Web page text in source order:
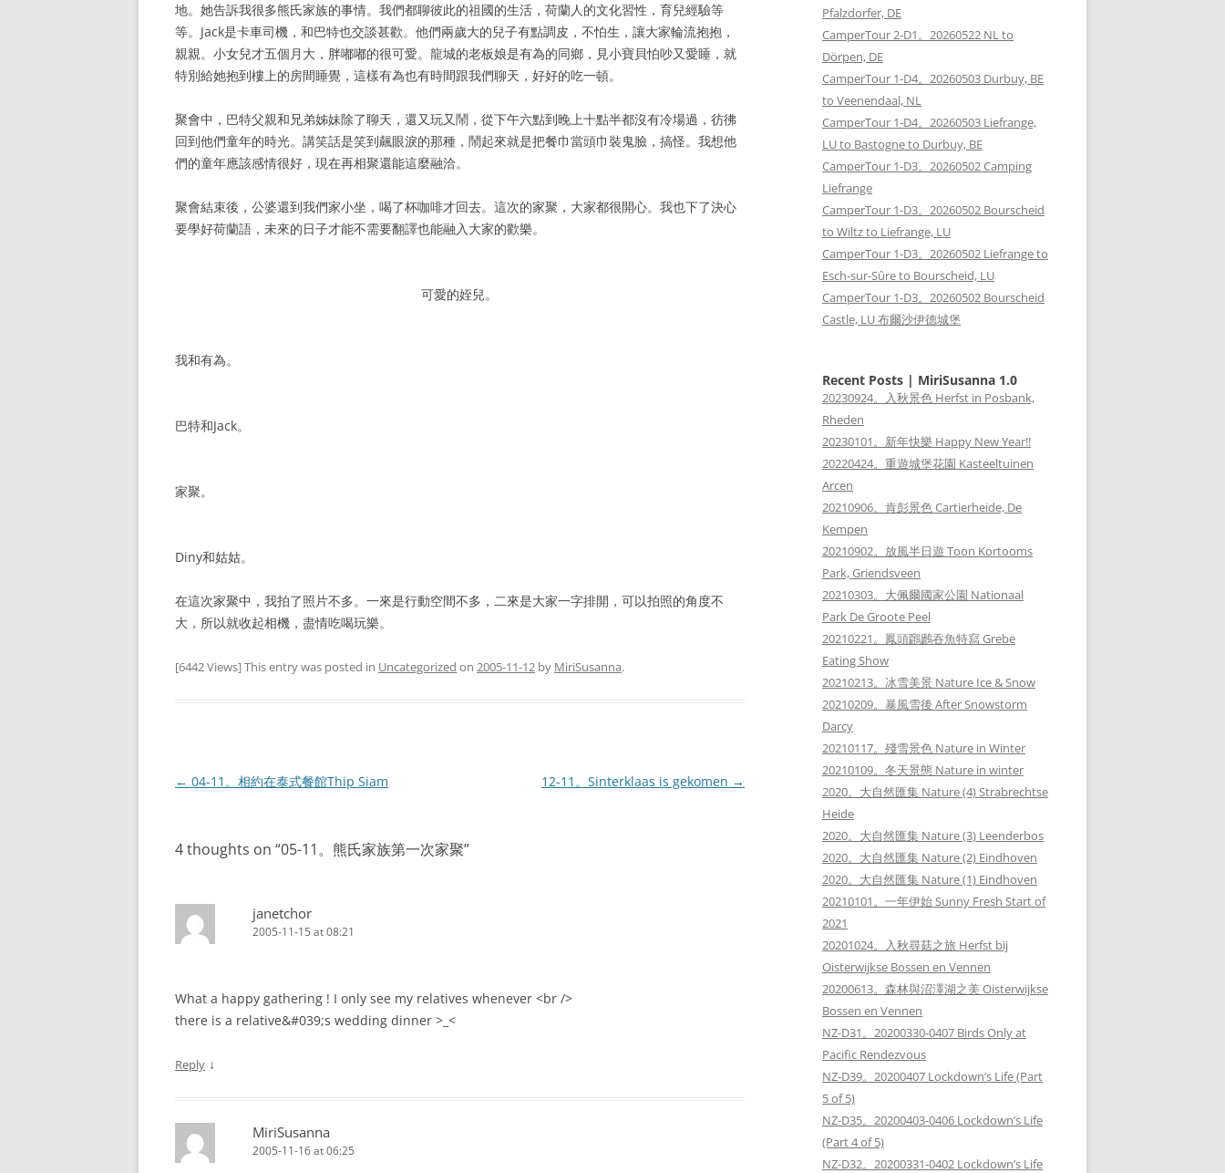
地。她告訴我很多熊氏家族的事情。我們都聊彼此的祖國的生活，荷蘭人的文化習性，育兒經驗等
等。Jack是卡車司機，和巴特也交談甚歡。他們兩歲大的兒子有點調皮，不怕生，讓大家輪流抱抱，
親親。小女兒才五個月大，胖嘟嘟的很可愛。龍城的老板娘是有為的同鄉，見小寶貝怕吵又愛睡，就
特別給她抱到樓上的房間睡覺，這樣有為也有時間跟我們聊天，好好的吃一頓。
聚會中，巴特父親和兄弟姊妹除了聊天，還又玩又鬧，從下午六點到晚上十點半都沒有冷場過，彷彿
回到他們童年的時光。講笑話是笑到飆眼淚的那種，鬧起來就是把餐巾當頭巾裝鬼臉，搞怪。我想他
們的童年應該感情很好，現在再相聚還能這麼融洽。
聚會結束後，公婆還到我們家小坐，喝了杯咖啡才回去。這次的家聚，大家都很開心。我也下了決心
要學好荷蘭語，未來的日子才能不需要翻譯也能融入大家的歡樂。
可愛的姪兒。
我和有為。
巴特和Jack。
家聚。
Diny和姑姑。
在這次家聚中，我拍了照片不多。一來是行動空間不多，二來是大家一字排開，可以拍照的角度不
大，所以就收起相機，盡情吃喝玩樂。
[6442 Views] This entry was posted in Uncategorized on 2005-11-12 by MiriSusanna.
Post
← 04-11。相約在泰式餐館Thip Siam 12-11。Sinterklaas is gekomen →
4 thoughts on “05-11。熊氏家族第一次家聚”
janetchor
2005-11-15 at 08:21
What a happy gathering ! I only see my relatives whenever <br />
there is a relative&#039;s wedding dinner >_<
Reply ↓
MiriSusanna
2005-11-16 at 06:25
Pfalzdorfer, DE
CamperTour 2-D1。20260522 NL to
Dörpen, DE
CamperTour 1-D4。20260503 Durbuy, BE
to Veenendaal, NL
CamperTour 1-D4。20260503 Liefrange,
LU to Bastogne to Durbuy, BE
CamperTour 1-D3。20260502 Camping
Liefrange
CamperTour 1-D3。20260502 Bourscheid
to Wiltz to Liefrange, LU
CamperTour 1-D3。20260502 Liefrange to
Esch-sur-Sûre to Bourscheid, LU
CamperTour 1-D3。20260502 Bourscheid
Castle, LU 布爾沙伊德城堡
Recent Posts | MiriSusanna 1.0
20230924。入秋景色 Herfst in Posbank,
Rheden
20230101。新年快樂 Happy New Year!!
20220424。重遊城堡花園 Kasteeltuinen
Arcen
20210906。肯彭景色 Cartierheide, De
Kempen
20210902。放風半日遊 Toon Kortooms
Park, Griendsveen
20210303。大佩爾國家公園 Nationaal
Park De Groote Peel
20210221。鳳頭鸊鷉吞魚特寫 Grebe
Eating Show
20210213。冰雪美景 Nature Ice & Snow
20210209。暴風雪後 After Snowstorm
Darcy
20210117。殘雪景色 Nature in Winter
20210109。冬天景態 Nature in winter
2020。大自然匯集 Nature (4) Strabrechtse
Heide
2020。大自然匯集 Nature (3) Leenderbos
2020。大自然匯集 Nature (2) Eindhoven
2020。大自然匯集 Nature (1) Eindhoven
20210101。一年伊始 Sunny Fresh Start of
2021
20201024。入秋尋菇之旅 Herfst bij
Oisterwijkse Bossen en Vennen
20200613。森林與沼澤湖之美 Oisterwijkse
Bossen en Vennen
NZ-D31。20200330-0407 Birds Only at
Pacific Rendezvous
NZ-D39。20200407 Lockdown’s Life (Part
5 of 5)
NZ-D35。20200403-0406 Lockdown’s Life
(Part 4 of 5)
NZ-D32。20200331-0402 Lockdown’s Life